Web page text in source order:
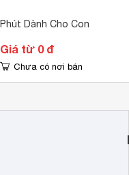
Phút Dành Cho Con
Giá từ 0 đ
Chưa có nơi bán